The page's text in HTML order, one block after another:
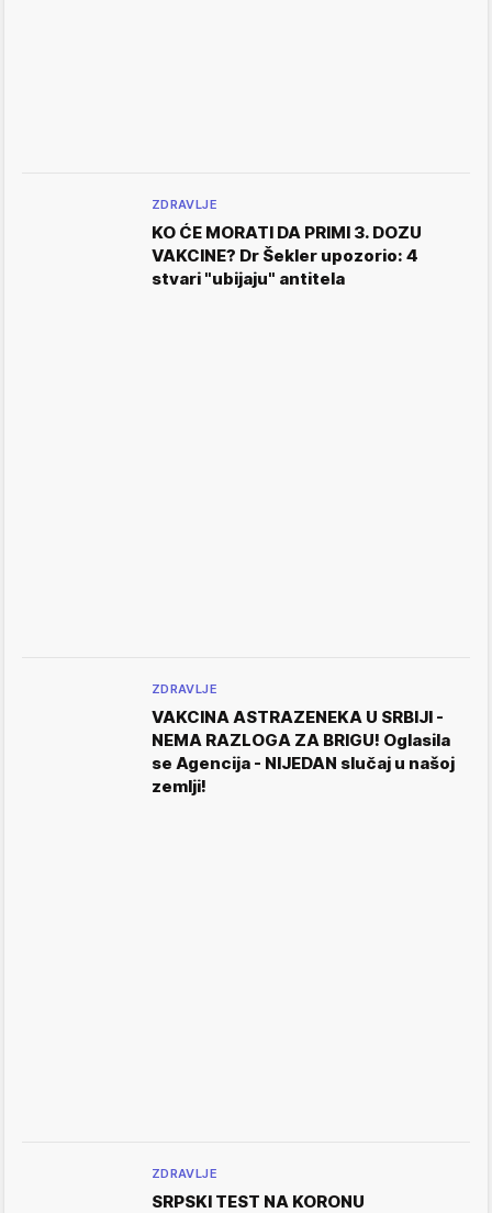
ZDRAVLJE
KO ĆE MORATI DA PRIMI 3. DOZU
VAKCINE? Dr Šekler upozorio: 4
stvari "ubijaju" antitela
ZDRAVLJE
VAKCINA ASTRAZENEKA U SRBIJI -
NEMA RAZLOGA ZA BRIGU! Oglasila
se Agencija - NIJEDAN slučaj u našoj
zemlji!
ZDRAVLJE
SRPSKI TEST NA KORONU